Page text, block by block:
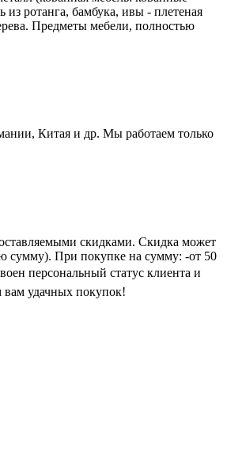
ротанга, бамбука, ивы - плетеная
Предметы мебели, полностью
Китая и др. Мы работаем только
скидками. Скидка может
сумму). При покупке на сумму: -от 50
персональный статус клиента и
вам удачных покупок!